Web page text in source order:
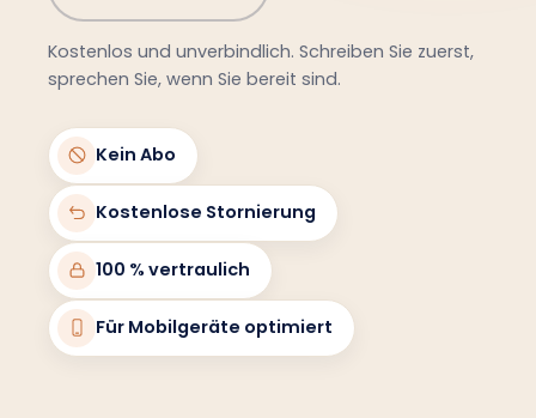
Kostenlos und unverbindlich. Schreiben Sie zuerst,
sprechen Sie, wenn Sie bereit sind.
Kein Abo
Kostenlose Stornierung
100 % vertraulich
Für Mobilgeräte optimiert